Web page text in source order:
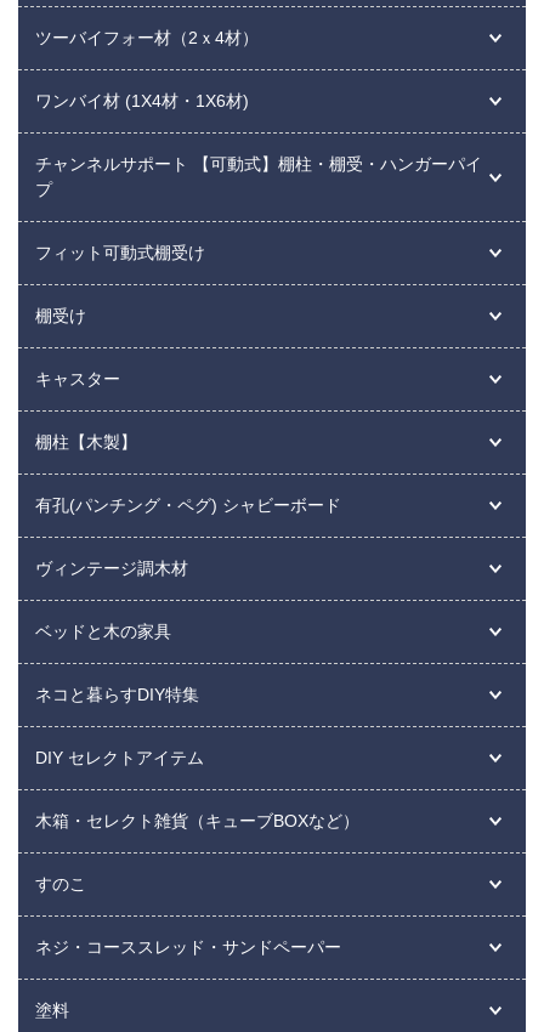
ツーバイフォー材（2ｘ4材）
ワンバイ材 (1X4材・1X6材)
チャンネルサポート 【可動式】棚柱・棚受・ハンガーパイ
プ
フィット可動式棚受け
棚受け
キャスター
棚柱【木製】
有孔(パンチング・ペグ) シャビーボード
ヴィンテージ調木材
ベッドと木の家具
ネコと暮らすDIY特集
DIY セレクトアイテム
木箱・セレクト雑貨（キューブBOXなど）
すのこ
ネジ・コーススレッド・サンドペーパー
塗料